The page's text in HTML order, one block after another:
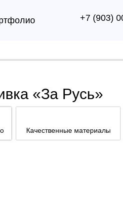
+7 (903)
«За Русь»
Качественные материалы